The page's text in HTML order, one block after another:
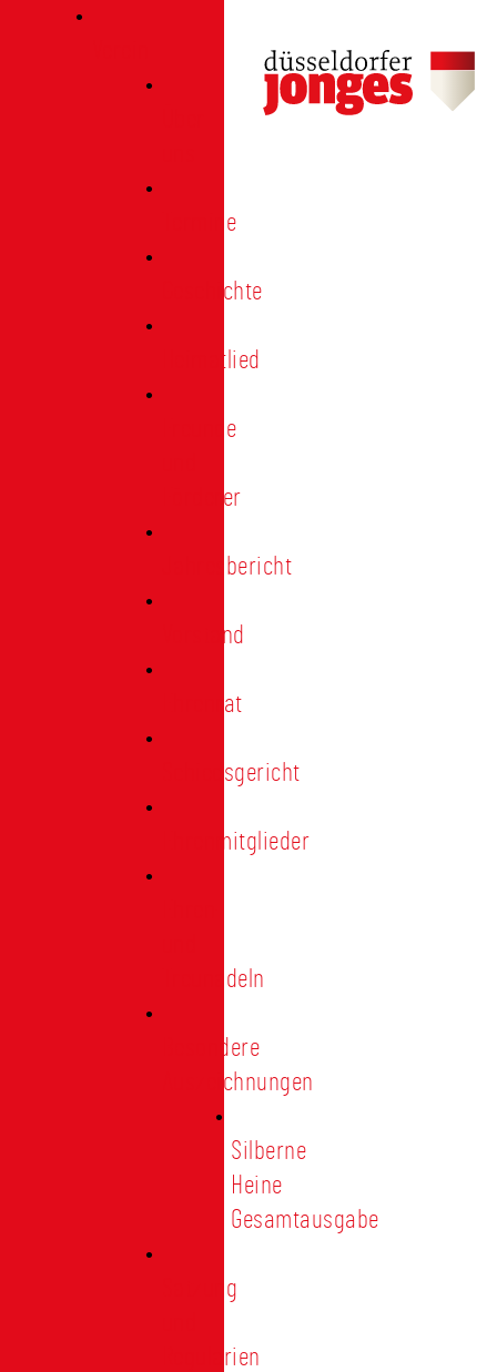
Termine
Geschichte
Heimatlied
Freunde
Förderer
Jahresbericht
Vorstand
Ehrenrat
Schiedsgericht
Ehrenmitglieder
Treunadeln
Besondere
Auszeichnungen
Silberne
Heine
Gesamtausgabe
Satzung
Regularien